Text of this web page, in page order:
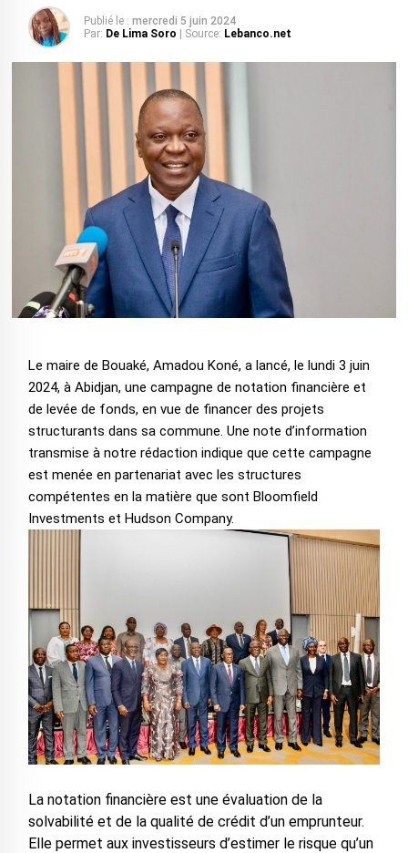
Publié le : mercredi 5 juin 2024
Par: De Lima Soro | Source: Lebanco.net
Le maire de Bouaké, Amadou Koné, a lancé, le lundi 3 juin
2024, à Abidjan, une campagne de notation financière et
de levée de fonds, en vue de financer des projets
structurants dans sa commune. Une note d’information
transmise à notre rédaction indique que cette campagne
est menée en partenariat avec les structures
compétentes en la matière que sont Bloomfield
Investments et Hudson Company.
La notation financière est une évaluation de la
solvabilité et de la qualité de crédit d’un emprunteur.
Elle permet aux investisseurs d’estimer le risque qu’un